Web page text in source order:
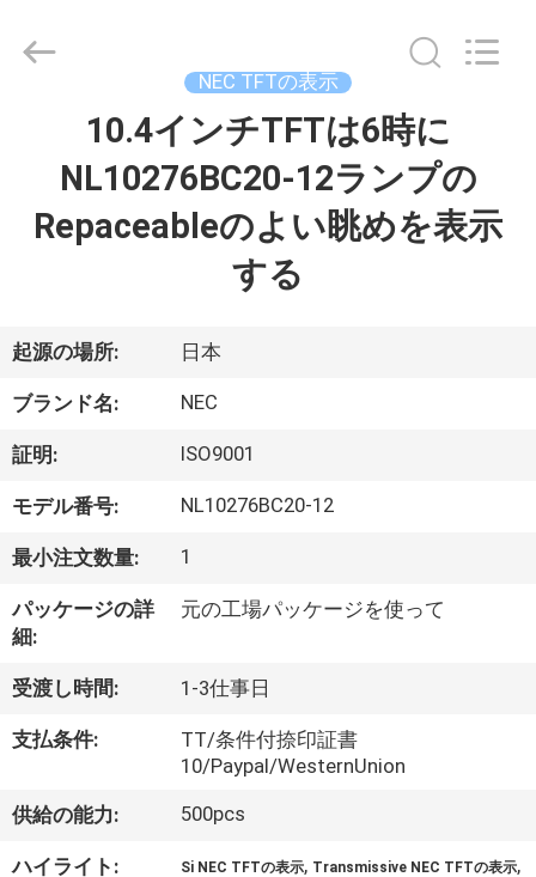
ク
ト
私
達
つ
い
て
工
場
2025
NEC TFTの表示
10.4インチTFTは6時に
NL10276BC20-12ランプの
Repaceableのよい眺めを表示
する
起源の場所: 日本
ブランド名: NEC
証明: ISO9001
モデル番号: NL10276BC20-12
最小注文数量: 1
パッケージの詳
細:
元の工場パッケージを使って
受渡し時間: 1-3仕事日
支払条件:
TT/条件付捺印証書
10/Paypal/WesternUnion
供給の能力: 500pcs
ハイライト: Si NEC TFTの表示, Transmissive NEC TFTの表示,